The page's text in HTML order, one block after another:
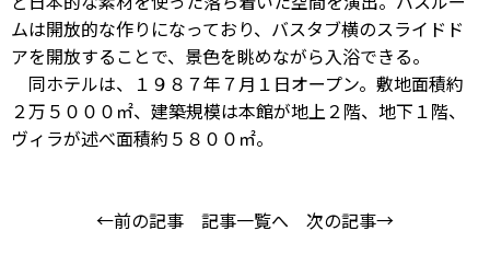
ムは開放的な作りになっており、バスタブ横のスライドド
アを開放することで、景色を眺めながら入浴できる。
同ホテルは、１９８７年７月１日オープン。敷地面積約
２万５０００㎡、建築規模は本館が地上２階、地下１階、
ヴィラが述べ面積約５８００㎡。
←前の記事 記事一覧へ 次の記事→